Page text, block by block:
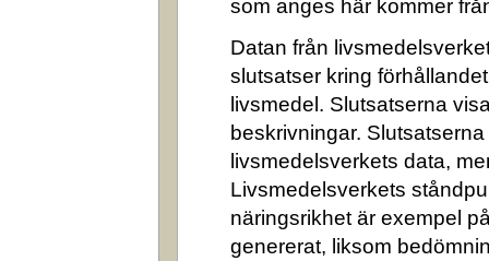
som anges här kommer
Datan från
slutsatser kring
livsmedel. Slutsatserna
beskrivningar.
livsmedelsverkets data,
Livsmedelsverkets
näringsrikhet är exempel
genererat, liksom